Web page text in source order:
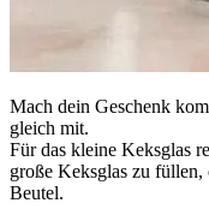
Mach dein Geschenk
gleich mit.
Für das kleine Keksglas
große Keksglas zu
Beutel.